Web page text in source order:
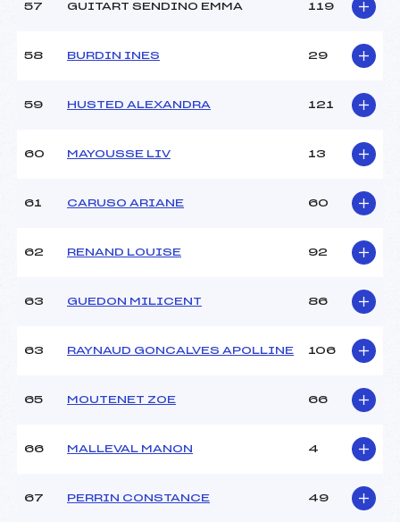
57 GUITART SENDINO EMMA 119
58 BURDIN INES 29
59 HUSTED ALEXANDRA 121
60 MAYOUSSE LIV 13
61 CARUSO ARIANE 60
62 RENAND LOUISE 92
63 GUEDON MILICENT 86
63 RAYNAUD GONCALVES APOLLINE 106
65 MOUTENET ZOE 66
66 MALLEVAL MANON 4
67 PERRIN CONSTANCE 49